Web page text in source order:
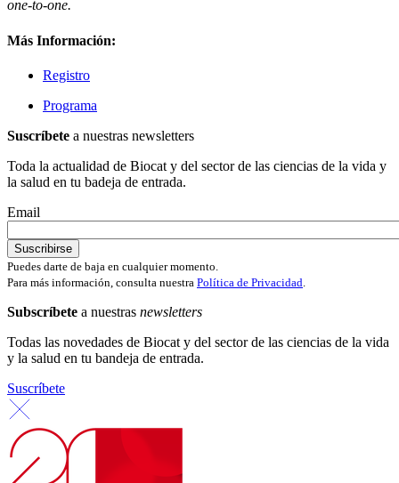
one-to-one.
Más Información:
Registro
Programa
Suscríbete a nuestras newsletters
Toda la actualidad de Biocat y del sector de las ciencias de la vida y
la salud en tu badeja de entrada.
Email
Puedes darte de baja en cualquier momento.
Para más información, consulta nuestra Política de Privacidad
Subscríbete a nuestras newsletters
Todas las novedades de Biocat y del sector de las ciencias de la vida
y la salud en tu bandeja de entrada.
Suscríbete